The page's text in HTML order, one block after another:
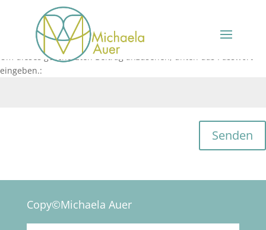
Passwortgeschützt
Um dieses geschützten Beitrag anzusehen, unten das Passwort
eingeben.:
Senden
Copy©Michaela Auer